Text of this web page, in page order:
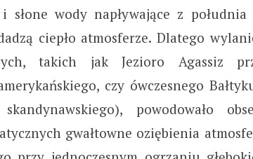
słone wody napływające z południa
ciepło atmosferze. Dlatego
takich jak Jezioro Agassiz
czy ówczesnego
powodowało
gwałtowne oziębienia